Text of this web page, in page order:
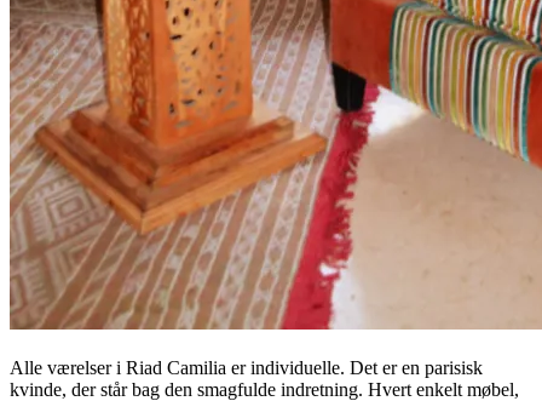
Alle værelser i Riad Camilia er individuelle. Det er en parisisk
kvinde, der står bag den smagfulde indretning. Hvert enkelt møbel,